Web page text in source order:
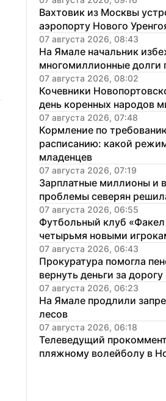
Вахтовик из Москвы
аэропорту Нового
07 августа 2026, 08:43
На Ямале начальник
многомиллионные долги
07 августа 2026, 08:02
Кочевники
день коренных народов
07 августа 2026, 07:48
Кормление по
расписанию: какой
младенцев
07 августа 2026, 07:19
Зарплатные миллионы и
проблемы северян
07 августа 2026, 06:55
Футбольный клуб
четырьмя новыми
07 августа 2026, 06:43
Прокуратура помогла
вернуть деньги за дорогу
07 августа 2026, 06:23
На Ямале продлили
лесов
07 августа 2026, 06:18
Телеведущий
пляжному волейболу в